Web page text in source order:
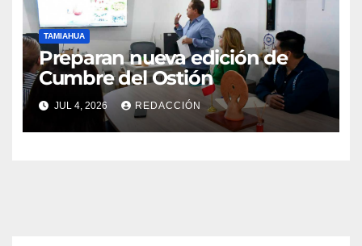
TAMIAHUA
Preparan nueva edición de
Cumbre del Ostión
JUL 4, 2026 REDACCIÓN